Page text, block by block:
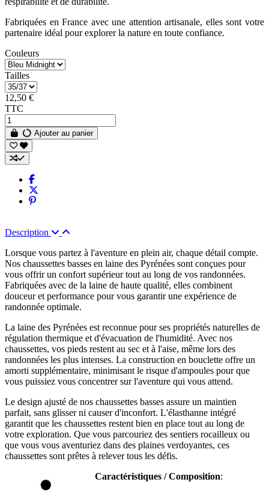
Fabriquées en France avec une attention artisanale, elles sont votre
partenaire idéal pour explorer la nature en toute confiance.
Couleurs
Tailles
12,50 €
TTC
Ajouter au panier
Description
Lorsque vous partez à l'aventure en plein air, chaque détail compte.
Nos chaussettes basses en laine des Pyrénées sont conçues pour
vous offrir un confort supérieur tout au long de vos randonnées.
Fabriquées avec de la laine de haute qualité, elles combinent
douceur et performance pour vous garantir une expérience de
randonnée optimale.
La laine des Pyrénées est reconnue pour ses propriétés naturelles de
régulation thermique et d'évacuation de l'humidité. Avec nos
chaussettes, vos pieds restent au sec et à l'aise, même lors des
randonnées les plus intenses. La construction en bouclette offre un
amorti supplémentaire, minimisant le risque d'ampoules pour que
vous puissiez vous concentrer sur l'aventure qui vous attend.
Le design ajusté de nos chaussettes basses assure un maintien
parfait, sans glisser ni causer d'inconfort. L'élasthanne intégré
garantit que les chaussettes restent bien en place tout au long de
votre exploration. Que vous parcouriez des sentiers rocailleux ou
que vous vous aventuriez dans des plaines verdoyantes, ces
chaussettes sont prêtes à relever tous les défis.
Caractéristiques / Composition: